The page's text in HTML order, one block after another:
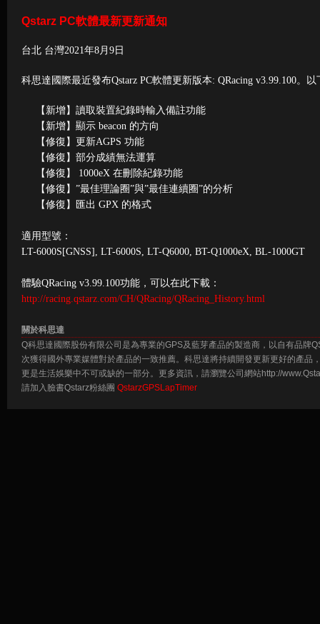
Qstarz PC軟體最新更新通知
台北 台灣2021年8月9日
科思達國際最近發布Qstarz PC軟體更新版本: QRacing v3.99.100。
【新增】讀取裝置紀錄時輸入備註功能
【新增】顯示 beacon 的方向
【修復】更新AGPS 功能
【修復】部分成績無法運算
【修復】 1000eX 在刪除紀錄功能
【修復】”最佳理論圈”與”最佳連續圈”的分析
【修復】匯出 GPX 的格式
適用型號：
LT-6000S[GNSS], LT-6000S, LT-Q6000, BT-Q1000eX, BL-1000GT
體驗QRacing v3.99.100功能，可以在此下載：
http://racing.qstarz.com/CH/QRacing/QRacing_History.html
關於科思達
Q科思達國際股份有限公司是為專業的GPS及藍芽產品的製造商，以自有品牌
次獲得國外專業媒體對於產品的一致推薦。科思達將持續開發更新更好的產品
更是生活娛樂中不可或缺的一部分。更多資訊，請瀏覽公司網站http://
請加入臉書Qstarz粉絲團 QstarzGPSLapTimer